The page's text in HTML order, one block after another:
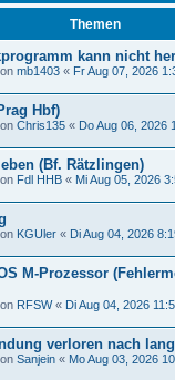
Themen
kann nicht
mb1403 « Fr Aug 07, 2026
Hbf)
Chris135 « Do Aug 06, 2026
(Bf. Rätzlingen)
Fdl HHB « Mi Aug 05, 2026
KGUler « Di Aug 04, 2026
M-Prozessor
RFSW« Di Aug 04, 2026
verloren nach
Sanjein « Mo Aug 03, 2026